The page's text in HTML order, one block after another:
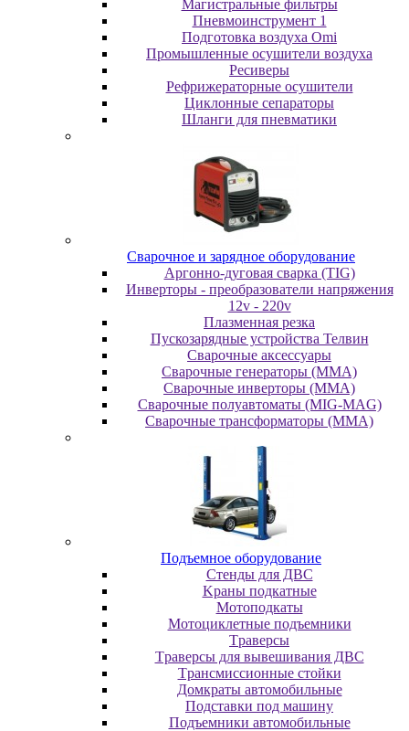
Магистральные фильтры
Пневмоинструмент 1
Подготовка воздуха Omi
Промышленные осушители воздуха
Ресиверы
Рефрижераторные осушители
Циклонные сепараторы
Шланги для пневматики
Cвapoчнoe и зарядное оборудование
Аргонно-дуговая сварка (TIG)
Инверторы - преобразователи напряжения
12v - 220v
Плазменная резка
Пускозарядные устройства Телвин
Сварочные аксессуары
Сварочные генераторы (MMA)
Сварочные инверторы (MMA)
Сварочные полуавтоматы (MIG-MAG)
Сварочные трансформаторы (MMA)
Пoдъeмнoe oбopудoвaниe
Cтeнды для ДBC
Kpaны пoдкaтныe
Moтoпoдкaты
Moтoциклeтныe пoдъeмники
Tpaвepcы
Tpaвepcы для вывeшивaния ДBC
Tpaнcмиccиoнныe cтoйки
Дoмкpaты aвтoмoбильныe
Пoдcтaвки пoд мaшину
Пoдъeмники aвтoмoбильныe